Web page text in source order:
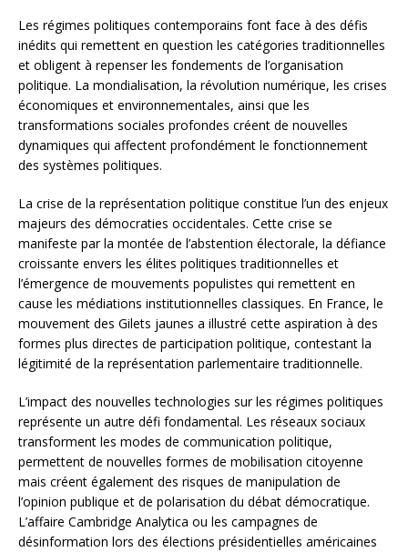
Les régimes politiques contemporains font face à des défis
inédits qui remettent en question les catégories traditionnelles
et obligent à repenser les fondements de l’organisation
politique. La mondialisation, la révolution numérique, les crises
économiques et environnementales, ainsi que les
transformations sociales profondes créent de nouvelles
dynamiques qui affectent profondément le fonctionnement
des systèmes politiques.
La crise de la représentation politique constitue l’un des enjeux
majeurs des démocraties occidentales. Cette crise se
manifeste par la montée de l’abstention électorale, la défiance
croissante envers les élites politiques traditionnelles et
l’émergence de mouvements populistes qui remettent en
cause les médiations institutionnelles classiques. En France, le
mouvement des Gilets jaunes a illustré cette aspiration à des
formes plus directes de participation politique, contestant la
légitimité de la représentation parlementaire traditionnelle.
L’impact des nouvelles technologies sur les régimes politiques
représente un autre défi fondamental. Les réseaux sociaux
transforment les modes de communication politique,
permettent de nouvelles formes de mobilisation citoyenne
mais créent également des risques de manipulation de
l’opinion publique et de polarisation du débat démocratique.
L’affaire Cambridge Analytica ou les campagnes de
désinformation lors des élections présidentielles américaines